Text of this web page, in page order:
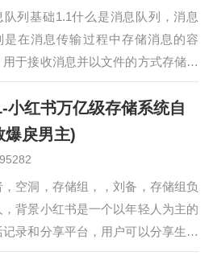
队列基础1.1什么是消息队列，消息
是在消息传输过程中存储消息的容
用于接收消息并以文件的方式存储，
消息队列可以被一个或多个消费者消
包含以下3个元素，生产者，生成并
消息消息队列，存…
红书万亿级存储系统自
爆戾男主)
95282
，空洞，存储组，，刘备，存储组负
，背景小红书是一个以年轻人为主的
记录和分享平台，用户可以分享生活
和生活片段，小红书的社交领域中，